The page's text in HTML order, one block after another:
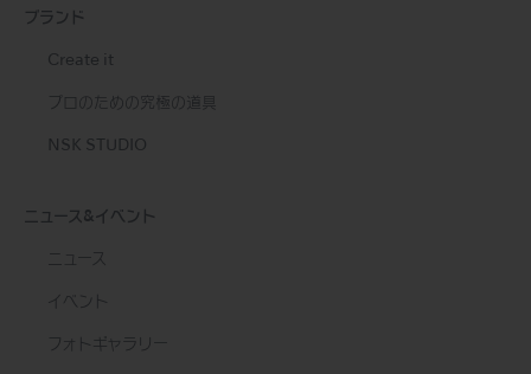
ブランド
Create it
プロのための究極の道具
NSK STUDIO
ニュース&イベント
ニュース
イベント
フォトギャラリー